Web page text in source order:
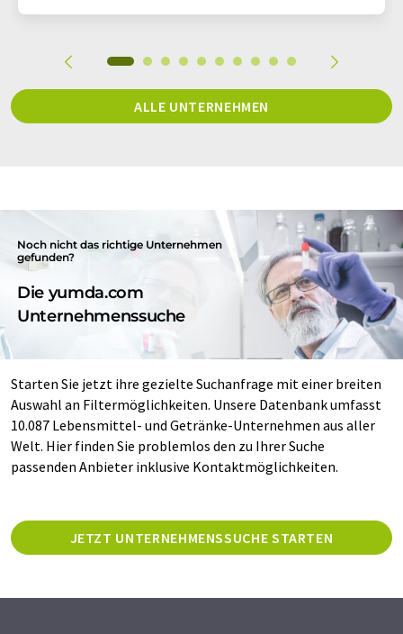
ALLE UNTERNEHMEN
Noch nicht das richtige Unternehmen
gefunden?
Die yumda.com
Unternehmenssuche
Starten Sie jetzt ihre gezielte Suchanfrage mit einer breiten
Auswahl an Filtermöglichkeiten. Unsere Datenbank umfasst
10.087 Lebensmittel- und Getränke-Unternehmen aus aller
Welt. Hier finden Sie problemlos den zu Ihrer Suche
passenden Anbieter inklusive Kontaktmöglichkeiten.
JETZT UNTERNEHMENSSUCHE STARTEN